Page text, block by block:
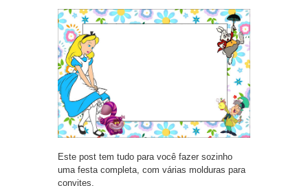
Este post tem tudo para você fazer sozinho
uma festa completa, com várias molduras para
convites,